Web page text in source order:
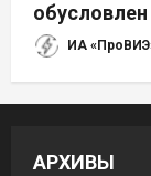
ИА
АРХИВЫ